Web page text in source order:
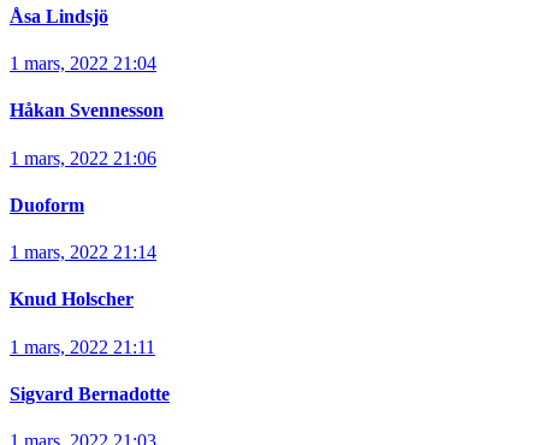
Åsa Lindsjö
1 mars, 2022 21:04
Håkan Svennesson
1 mars, 2022 21:06
Duoform
1 mars, 2022 21:14
Knud Holscher
1 mars, 2022 21:11
Sigvard Bernadotte